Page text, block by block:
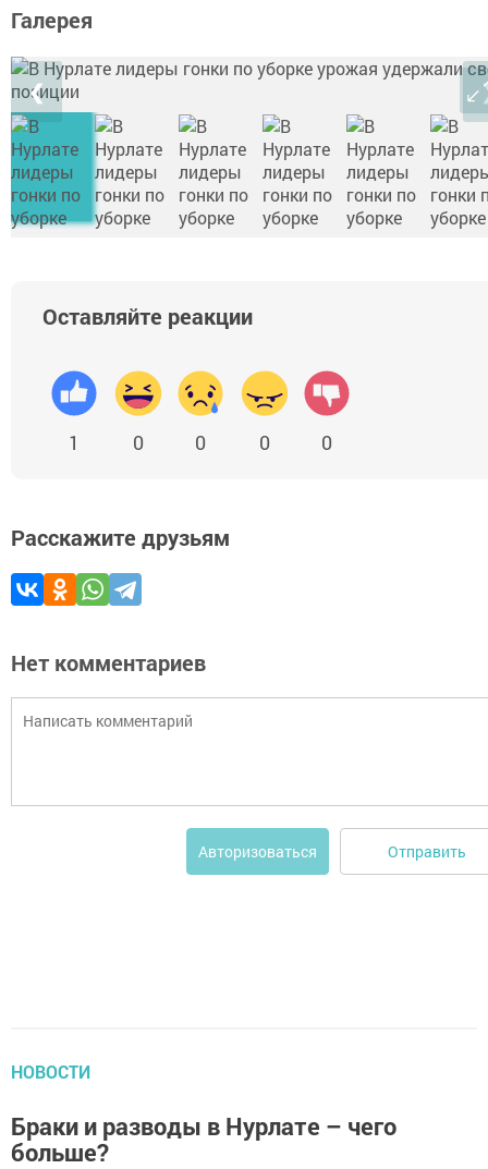
Галерея
❮
Оставляйте реакции
1 0 0 0 0
Расскажите друзьям
Нет комментариев
Авторизоваться Отправить
НОВОСТИ
Браки и разводы в Нурлате – чего
больше?